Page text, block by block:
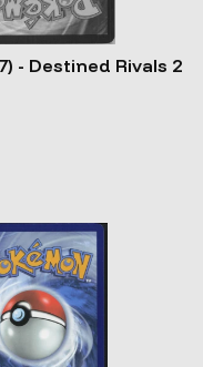
- Destined Rivals 2